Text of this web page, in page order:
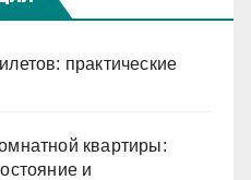
практические
квартиры:
и